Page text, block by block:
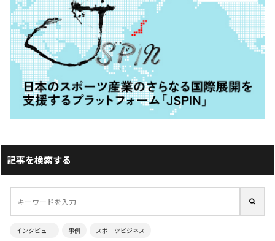
記事を検索する
インタビュー 事例 スポーツビジネス